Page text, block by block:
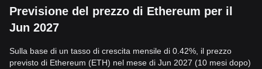
Previsione del prezzo di Ethereum per il
Jun 2027
Sulla base di un tasso di crescita mensile di 0.42%, il prezzo
previsto di Ethereum (ETH) nel mese di Jun 2027 (10 mesi dopo)